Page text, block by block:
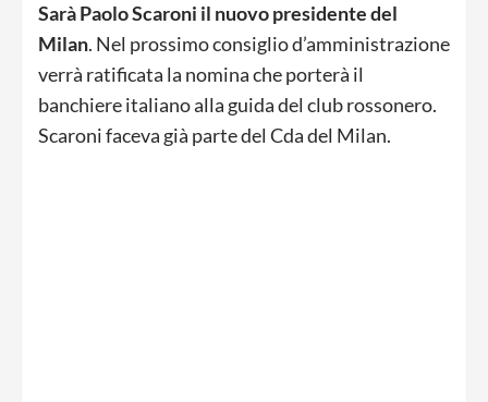
Sarà Paolo Scaroni il nuovo presidente del
Milan. Nel prossimo consiglio d’amministrazione
verrà ratificata la nomina che porterà il
banchiere italiano alla guida del club rossonero.
Scaroni faceva già parte del Cda del Milan.